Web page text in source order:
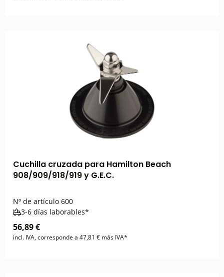
Cuchilla cruzada para Hamilton Beach
908/909/918/919 y G.E.C.
Nº de artículo 600
3-6 días laborables*
56,89 €
incl. IVA, corresponde a 47,81 € más IVA*